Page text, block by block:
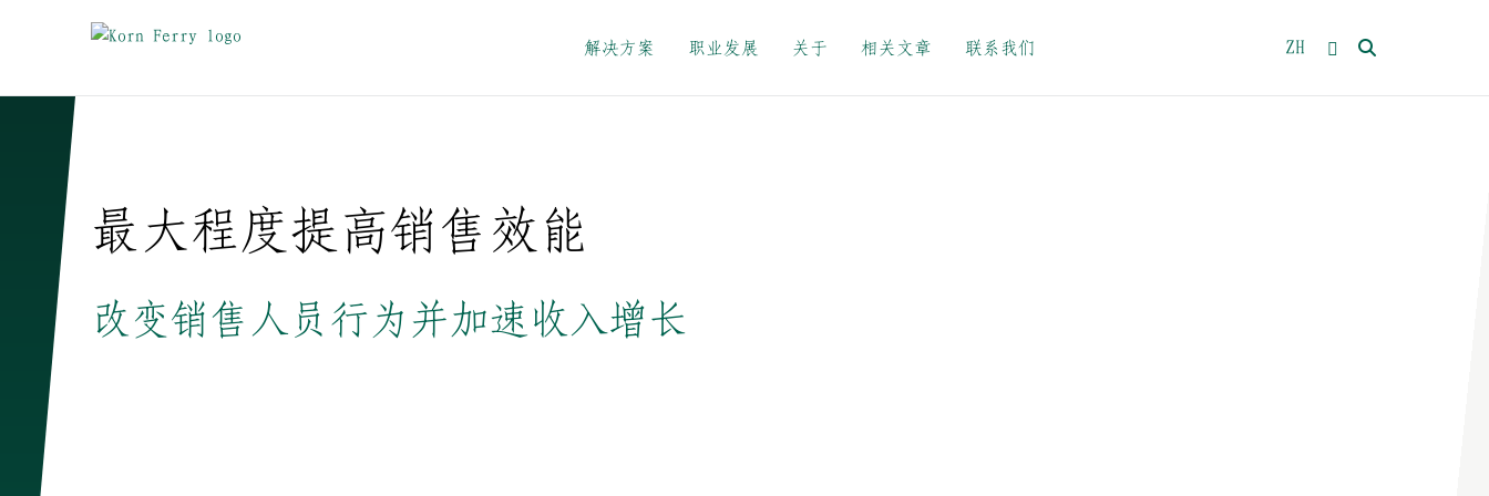
解决方案 职业发展 关于 相关文章 联系我们 ZH
最大程度提高销售效能
改变销售人员行为并加速收入增长